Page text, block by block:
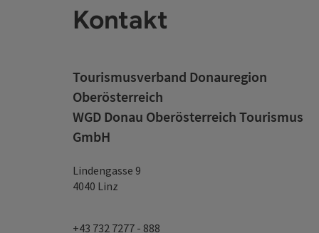
Kontakt
Tourismusverband Donauregion
Oberösterreich
WGD Donau Oberösterreich Tourismus
GmbH
Lindengasse 9
4040 Linz
+43 732 7277 - 888